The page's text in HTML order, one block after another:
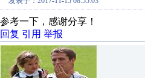
参考一下，感谢分享！
回复 引用 举报